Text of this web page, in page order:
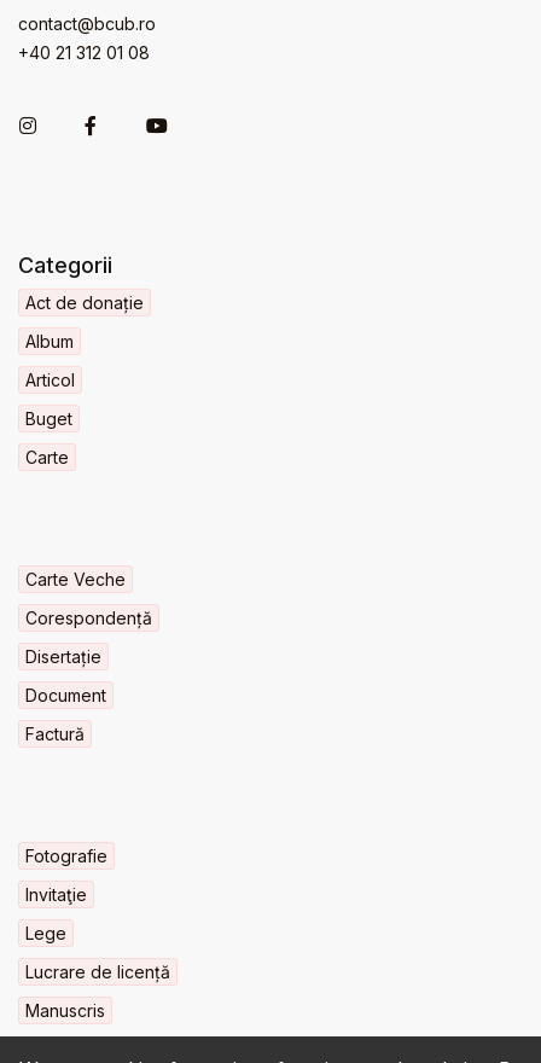
contact@bcub.ro
+40 21 312 01 08
Categorii
Act de donație
Album
Articol
Buget
Carte
Carte Veche
Corespondență
Disertație
Document
Factură
Fotografie
Invitaţie
Lege
Lucrare de licență
Manuscris